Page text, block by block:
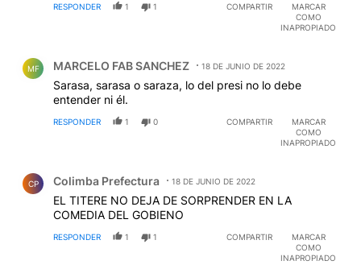
RESPONDER 1 1 COMPARTIR
MARCAR
COMO
INAPROPIADO
MF MARCELO FAB SANCHEZ 18 DE JUNIO DE 2022
Sarasa, sarasa o saraza, lo del presi no lo debe
entender ni él.
RESPONDER 1 0 COMPARTIR
MARCAR
COMO
INAPROPIADO
CP Colimba Prefectura 18 DE JUNIO DE 2022
EL TITERE NO DEJA DE SORPRENDER EN LA
COMEDIA DEL GOBIENO
RESPONDER 1 1 COMPARTIR
MARCAR
COMO
INAPROPIADO